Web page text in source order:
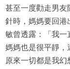
甚至一度勸走男友
針時，媽媽要回港
敏曾透露：「我一
媽媽也是很平靜，
原來一切都是我幻